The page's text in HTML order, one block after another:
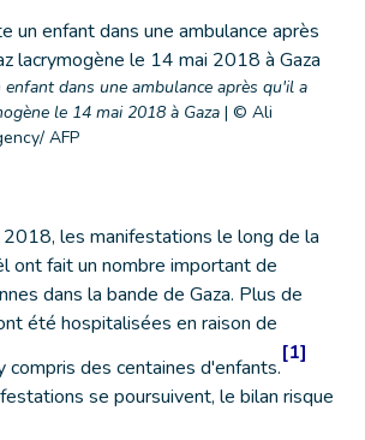
dans une ambulance après qu'il a
le 14 mai 2018 à Gaza | © Ali
AFP
les manifestations le long de la
ont fait un nombre important de
dans la bande de Gaza. Plus de
été hospitalisées en raison de
compris des centaines d'enfants.
[1]
se poursuivent, le bilan risque